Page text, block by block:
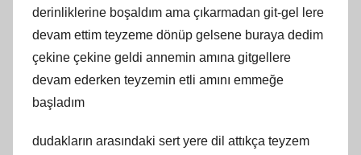
derinliklerine boşaldım ama çıkarmadan git-gel lere
devam ettim teyzeme dönüp gelsene buraya dedim
çekine çekine geldi annemin amına gitgellere
devam ederken teyzemin etli amını emmeğe
başladım
dudakların arasındaki sert yere dil attıkça teyzem